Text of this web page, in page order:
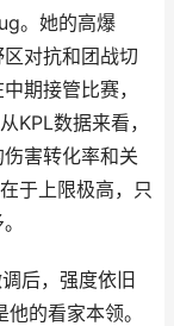
。她的高爆
对抗和团战切
期接管比赛，
KPL数据来看，
害转化率和关
于上限极高，只
后，强度依旧
的看家本领。